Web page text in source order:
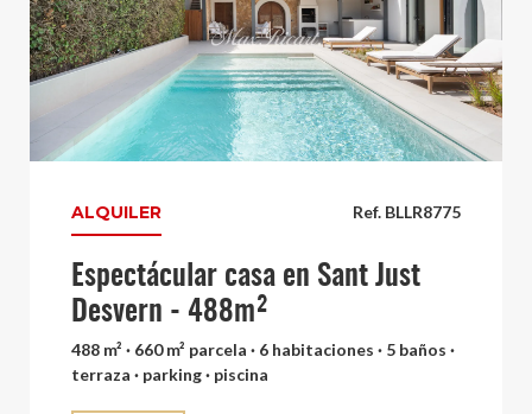
Ref. BLLR8775
ALQUILER
Espectácular casa en Sant Just
Desvern - 488m²
488 m² · 660 m² parcela · 6 habitaciones · 5 baños ·
terraza · parking · piscina